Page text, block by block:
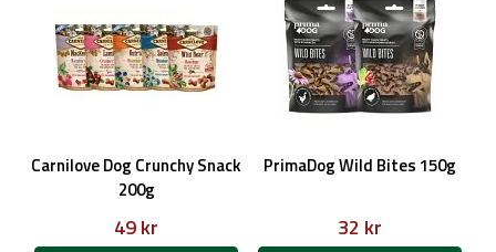
Carnilove Dog Crunchy Snack
200g
49 kr
PrimaDog Wild Bites 150g
32 kr